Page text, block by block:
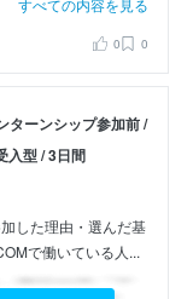
すべての内容を見る
0 0
ターンシップ参加前 /
入型 / 3日間
した理由・選んだ基
で働いている人...